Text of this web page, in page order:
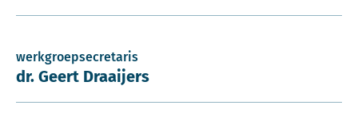
werkgroepsecretaris
dr. Geert Draaijers